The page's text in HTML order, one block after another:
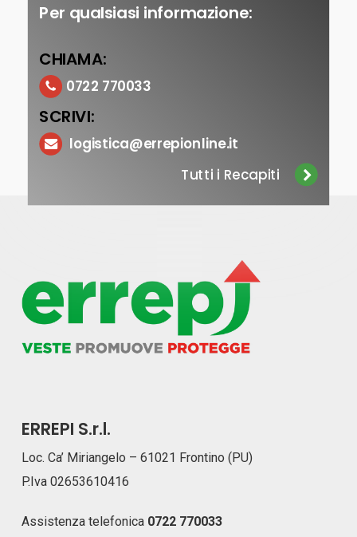
Per qualsiasi informazione:
CHIAMA:
0722 770033
SCRIVI:
logistica@errepionline.it
Tutti i Recapiti
ERREPI S.r.l.
Loc. Ca’ Miriangelo – 61021 Frontino (PU)
P.Iva 02653610416
Assistenza telefonica 0722 770033